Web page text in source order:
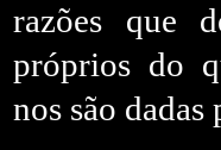
razões que
próprios do
nos são dadas